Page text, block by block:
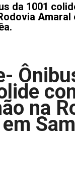
da 1001
Amaral
na